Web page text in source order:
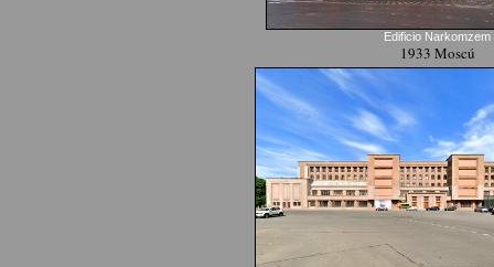
Edificio Narkomzem
1933 Moscú